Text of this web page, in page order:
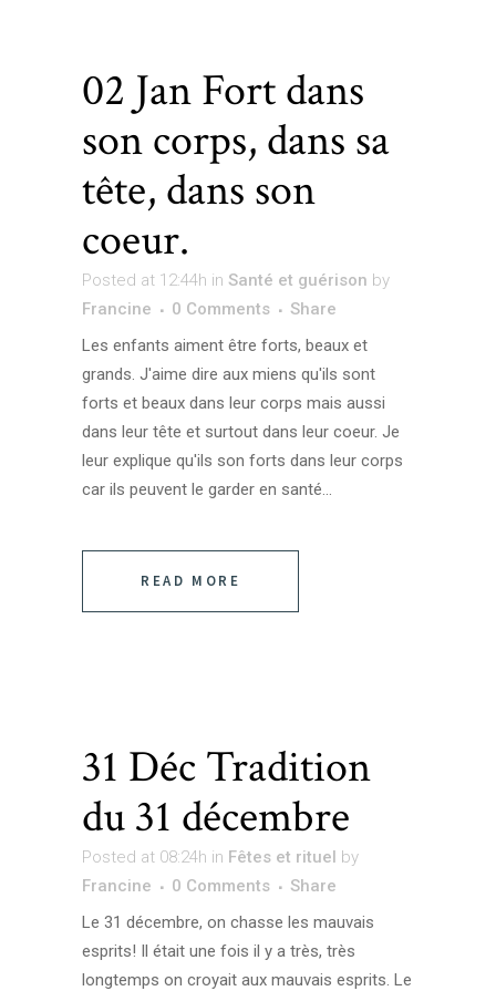
02 JanFort dans
son corps, dans sa
tête, dans son
coeur.
Posted at 12:44h in Santé et guérison by
Francine
0 Comments
Share
Les enfants aiment être forts, beaux et
grands. J'aime dire aux miens qu'ils sont
forts et beaux dans leur corps mais aussi
dans leur tête et surtout dans leur coeur. Je
leur explique qu'ils son forts dans leur corps
car ils peuvent le garder en santé...
READ MORE
31 DécTradition
du 31 décembre
Posted at 08:24h in Fêtes et rituel by
Francine
0 Comments
Share
Le 31 décembre, on chasse les mauvais
esprits! Il était une fois il y a très, très
longtemps on croyait aux mauvais esprits. Le